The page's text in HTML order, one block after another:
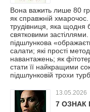
Вона важить лише 80
як справжній
трудівниця, яка щодня
святковими застіллями.
підшлункова
салати; які прості
навантажень; як
стати її найкращими
підшлунковій трохи
13.05.2026
7 ОЗНАК